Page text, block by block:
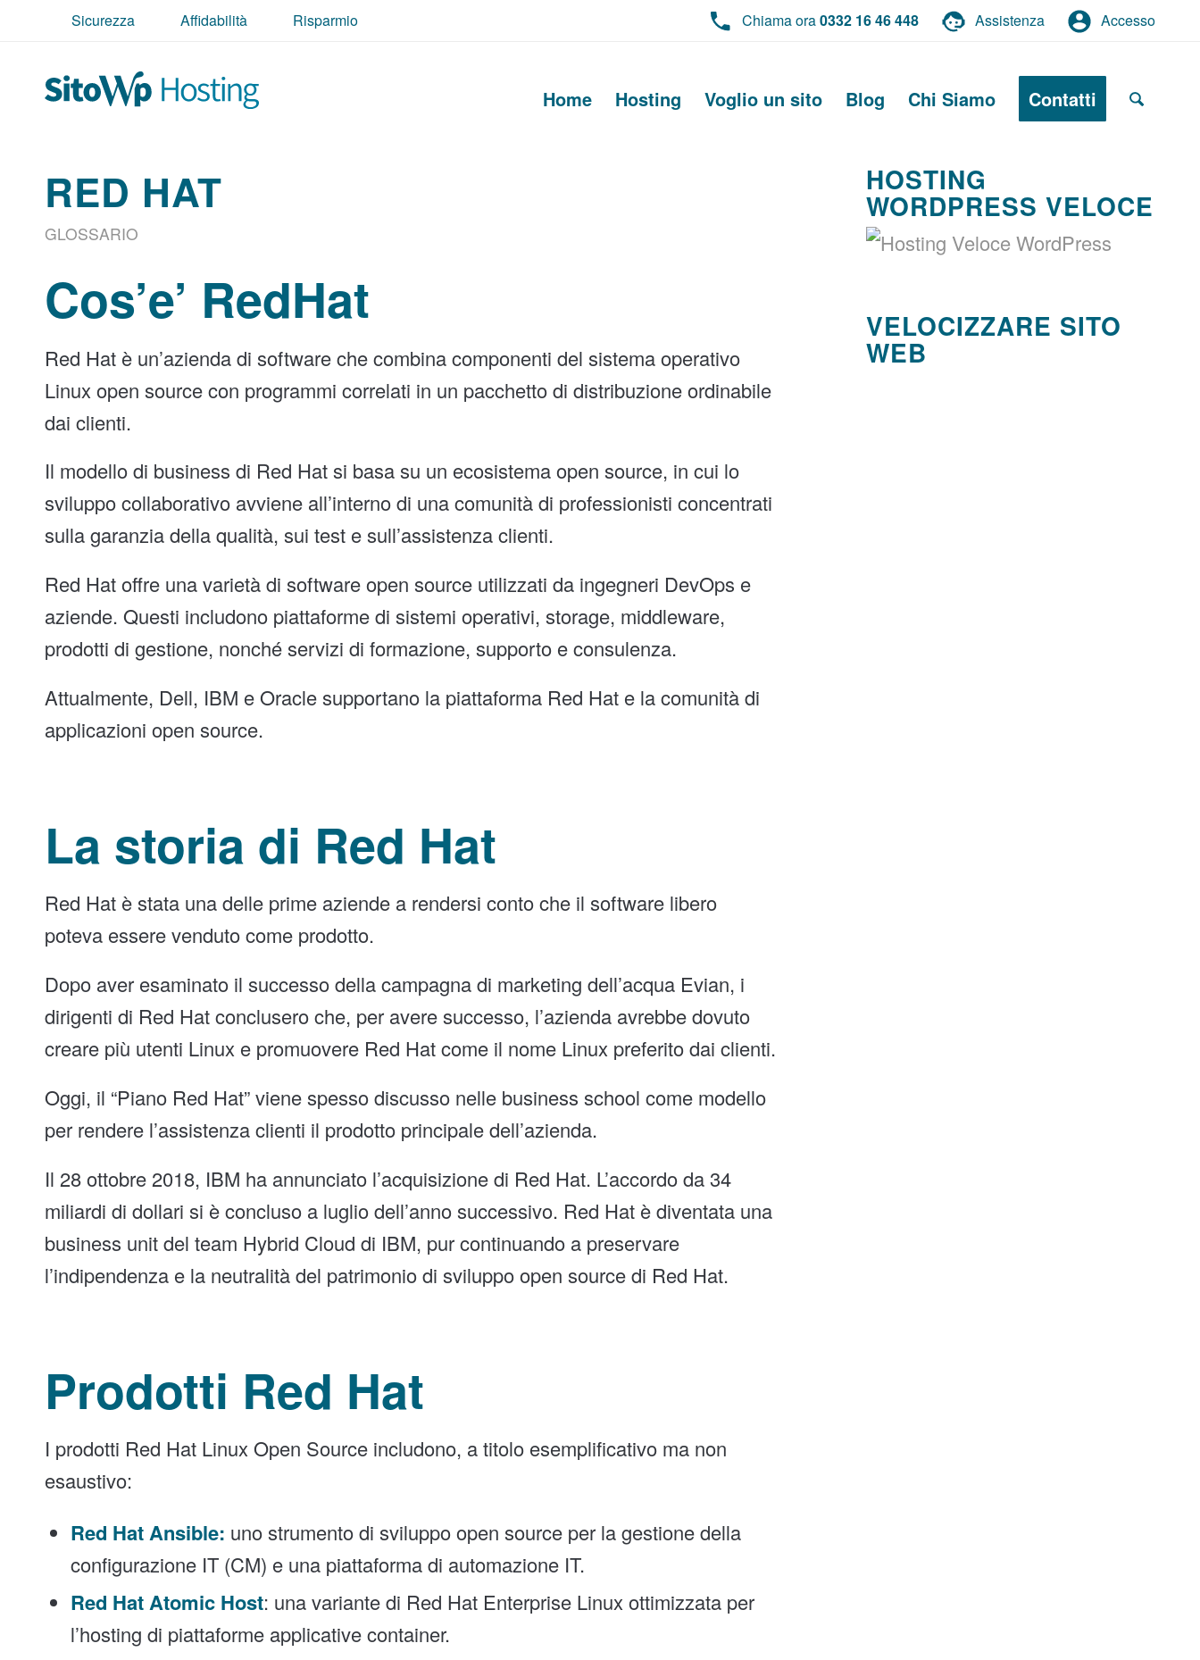
Sicurezza Affidabilità Risparmio Chiama ora0332 16 46 448 Assistenza Accesso
Home Hosting Voglio un sito Blog Chi Siamo Contatti
RED HAT
GLOSSARIO
Cos’e’ RedHat
Red Hat è un’azienda di software che combina componenti del sistema operativo
Linux open source con programmi correlati in un pacchetto di distribuzione ordinabile
dai clienti.
Il modello di business di Red Hat si basa su un ecosistema open source, in cui lo
sviluppo collaborativo avviene all’interno di una comunità di professionisti concentrati
sulla garanzia della qualità, sui test e sull’assistenza clienti.
Red Hat offre una varietà di software open source utilizzati da ingegneri DevOps e
aziende. Questi includono piattaforme di sistemi operativi, storage, middleware,
prodotti di gestione, nonché servizi di formazione, supporto e consulenza.
Attualmente, Dell, IBM e Oracle supportano la piattaforma Red Hat e la comunità di
applicazioni open source.
La storia di Red Hat
Red Hat è stata una delle prime aziende a rendersi conto che il software libero
poteva essere venduto come prodotto.
Dopo aver esaminato il successo della campagna di marketing dell’acqua Evian, i
dirigenti di Red Hat conclusero che, per avere successo, l’azienda avrebbe dovuto
creare più utenti Linux e promuovere Red Hat come il nome Linux preferito dai clienti.
Oggi, il “Piano Red Hat” viene spesso discusso nelle business school come modello
per rendere l’assistenza clienti il ​​prodotto principale dell’azienda.
Il 28 ottobre 2018, IBM ha annunciato l’acquisizione di Red Hat. L’accordo da 34
miliardi di dollari si è concluso a luglio dell’anno successivo. Red Hat è diventata una
business unit del team Hybrid Cloud di IBM, pur continuando a preservare
l’indipendenza e la neutralità del patrimonio di sviluppo open source di Red Hat.
Prodotti Red Hat
I prodotti Red Hat Linux Open Source includono, a titolo esemplificativo ma non
esaustivo:
Red Hat Ansible: uno strumento di sviluppo open source per la gestione della
configurazione IT (CM) e una piattaforma di automazione IT.
Red Hat Atomic Host: una variante di Red Hat Enterprise Linux ottimizzata per
l’hosting di piattaforme applicative container.
HOSTING
WORDPRESS VELOCE
VELOCIZZARE SITO
WEB